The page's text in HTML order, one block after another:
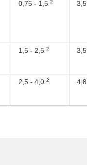
0,75 - 1,5 2 3,5
1,5 - 2,5 2 3,5
2,5 - 4,0 2 4,8